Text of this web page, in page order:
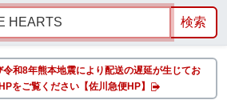
和8年熊本地震により配送の遅延が生じてお
をご覧ください【佐川急便HP】